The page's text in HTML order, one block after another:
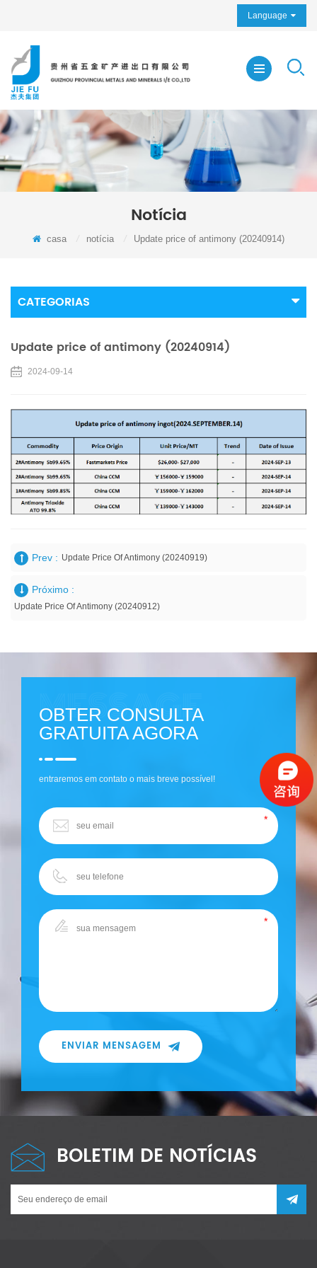
Language
Notícia
casa notícia Update price of antimony (20240914)
CATEGORIAS
Update price of antimony (20240914)
2024-09-14
Prev : Update Price Of Antimony (20240919)
Próximo :
Update Price Of Antimony (20240912)
OBTER CONSULTA
GRATUITA AGORA
entraremos em contato o mais breve possível!
ENVIAR MENSAGEM
BOLETIM DE NOTÍCIAS